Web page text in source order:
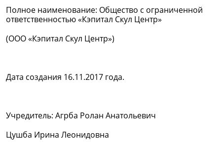
Полное наименование: Общество с ограниченной
ответственностью «Кэпитал Скул Центр»
(ООО «Кэпитал Скул Центр»)
Дата создания 16.11.2017 года.
Учредитель: Агрба Ролан Анатольевич
Цушба Ирина Леонидовна